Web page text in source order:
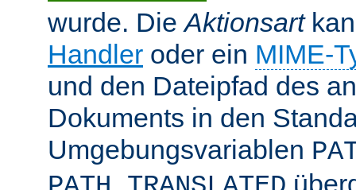
wurde. DieAktionsart
Handler oder ein MIME-
und den Dateipfad des
Dokuments in den
Umgebungsvariablen